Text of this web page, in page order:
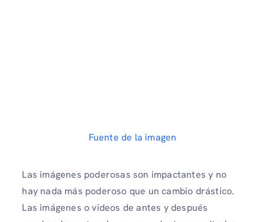
Fuente de la imagen
Las imágenes poderosas son impactantes y no
hay nada más poderoso que un cambio drástico.
Las imágenes o videos de antes y después